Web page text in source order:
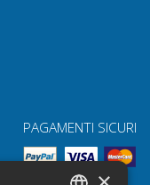
PAGAMENTI SICURI